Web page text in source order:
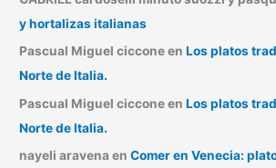
y hortalizas italianas
Pascual Miguel cicconeenLos platos
Norte de Italia.
Pascual Miguel cicconeenLos platos
Norte de Italia.
nayeli aravena enComer en Venecia: